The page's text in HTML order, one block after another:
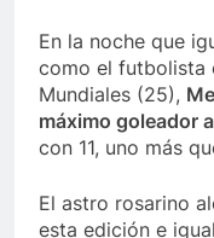
En la noche que
como el futbolista
Mundiales (25),
máximo goleador
con 11, uno más
El astro rosarino
esta edición e